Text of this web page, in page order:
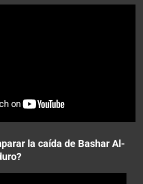
la caída de Bashar Al-